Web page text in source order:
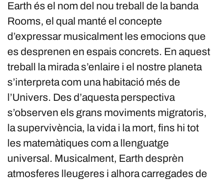
Earth és el nom del nou treball de la banda
Rooms, el qual manté el concepte
d’expressar musicalment les emocions que
es desprenen en espais concrets. En aquest
treball la mirada s’enlaire i el nostre planeta
s’interpreta com una habitació més de
l’Univers. Des d’aquesta perspectiva
s’observen els grans moviments migratoris,
la supervivència, la vida i la mort, fins hi tot
les matemàtiques com a llenguatge
universal. Musicalment, Earth desprèn
atmosferes lleugeres i alhora carregades de